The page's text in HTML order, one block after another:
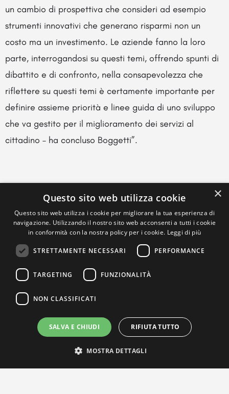
un cambio di prospettiva che consideri ad esempio
strumenti innovativi che generano risparmi non un
costo ma un investimento. Le aziende fanno la loro
parte, interrogandosi su questi temi, offrendo spunti di
dibattito e di confronto, nella consapevolezza che
riflettere su questi temi è certamente importante per
definire assieme priorità e linee guida di uno sviluppo
che va gestito per il miglioramento dei servizi al
cittadino – ha concluso Boggetti”.
×
Questo sito web utilizza cookie
Questo sito web utilizza i cookie per migliorare la tua esperienza di
navigazione. Utilizzando il nostro sito web acconsenti a tutti i cookie
in conformità con la nostra policy per i cookie. Leggi di più
STRETTAMENTE NECESSARI PERFORMANCE
TARGETING FUNZIONALITÀ
NON CLASSIFICATI
SALVA E CHIUDI RIFIUTA TUTTO
MOSTRA DETTAGLI